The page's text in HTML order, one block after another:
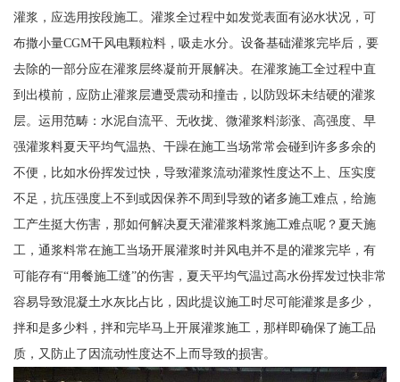
灌浆，应选用按段施工。灌浆全过程中如发觉表面有泌水状况，可
布撒小量CGM干风电颗粒料，吸走水分。设备基础灌浆完毕后，要
去除的一部分应在灌浆层终凝前开展解决。在灌浆施工全过程中直
到出模前，应防止灌浆层遭受震动和撞击，以防毁坏未结硬的灌浆
层。运用范畴：水泥自流平、无收拢、微灌浆料澎涨、高强度、早
强灌浆料夏天平均气温热、干躁在施工当场常常会碰到许多多余的
不便，比如水份挥发过快，导致灌浆流动灌浆性度达不上、压实度
不足，抗压强度上不到或因保养不周到导致的诸多施工难点，给施
工产生挺大伤害，那如何解决夏天灌灌浆料浆施工难点呢？夏天施
工，通浆料常在施工当场开展灌浆时并风电并不是的灌浆完毕，有
可能存有“用餐施工缝”的伤害，夏天平均气温过高水份挥发过快非常
容易导致混凝土水灰比占比，因此提议施工时尽可能灌浆是多少，
拌和是多少料，拌和完毕马上开展灌浆施工，那样即确保了施工品
质，又防止了因流动性度达不上而导致的损害。